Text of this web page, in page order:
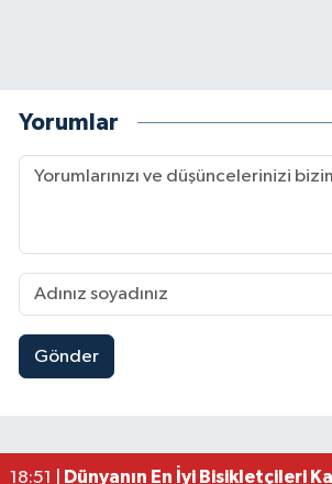
Yorumlar
Gönder
19:49 |Mersin'de Tatil Kabusu!
18:51 |
Dünyanın En İyi Bisikletçileri